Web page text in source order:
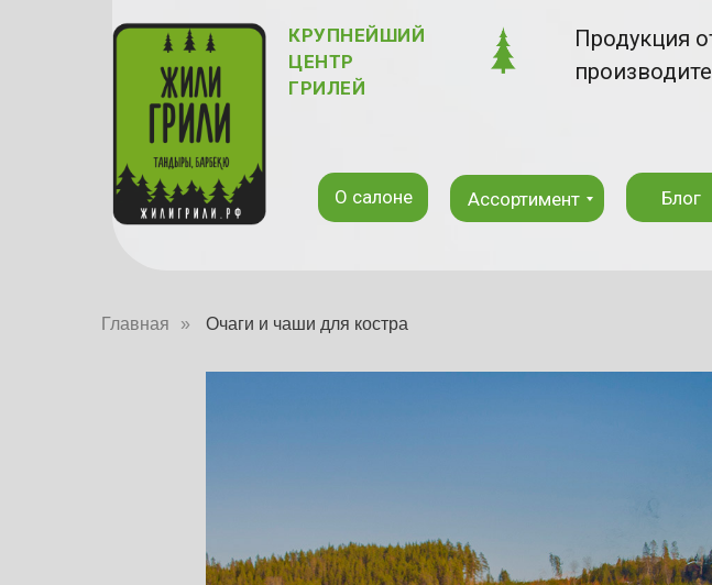
КРУПНЕЙШИЙ
ЦЕНТР
ГРИЛЕЙ
Ассортимент Блог
О салоне
Продукция
Главная » Очаги и чаши для костра